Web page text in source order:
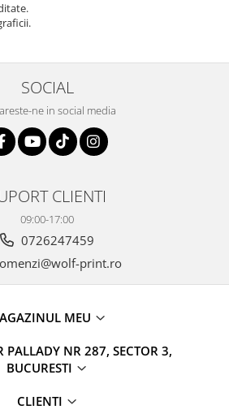
SOCIAL
ne in social media
CLIENTI
09:00-17:00
0726247459
print.ro
MEU
PALLADY NR 287, SECTOR 3,
BUCURESTI
CLIENTI